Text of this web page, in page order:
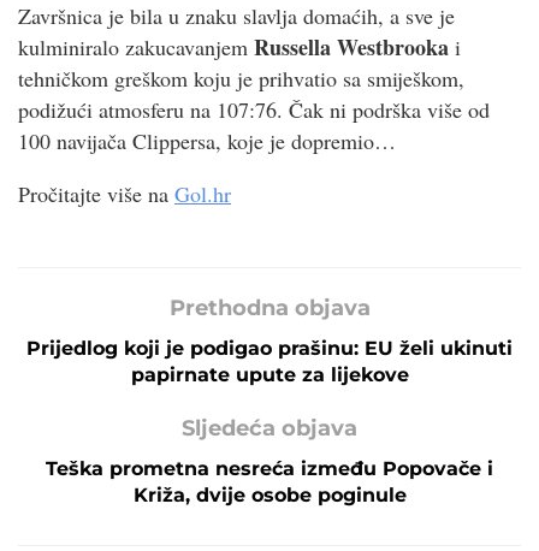
Završnica je bila u znaku slavlja domaćih, a sve je
kulminiralo zakucavanjem Russella Westbrooka i
tehničkom greškom koju je prihvatio sa smiješkom,
podižući atmosferu na 107:76. Čak ni podrška više od
100 navijača Clippersa, koje je dopremio…
Pročitajte više na Gol.hr
Prethodna objava
Prijedlog koji je podigao prašinu: EU želi ukinuti
papirnate upute za lijekove
Sljedeća objava
Teška prometna nesreća između Popovače i
Križa, dvije osobe poginule